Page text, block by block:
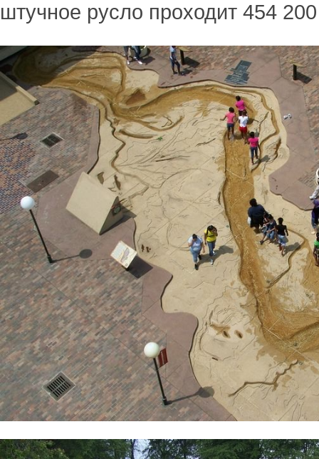
штучное русло проходит 454